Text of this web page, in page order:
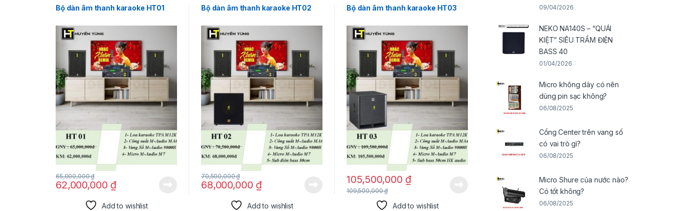
Bộ dàn âm thanh karaoke HT01
62,000,000 ₫
65,000,000₫
Add to wishlist
Bộ dàn âm thanh karaoke HT02
68,000,000 ₫
70,500,000₫
Add to wishlist
Bộ dàn âm thanh karaoke HT03
105,500,000 ₫
109,500,000₫
Add to wishlist
09/04/2026
NEKO NA140S – “QUÁI
KIỆT” SIÊU TRẦM ĐIỆN
BASS 40
01/04/2026
Micro không dây có nên
dùng pin sạc không?
06/08/2025
Cổng Center trên vang số
có vai trò gì?
06/08/2025
Micro Shure của nước nào?
Có tốt không?
06/08/2025